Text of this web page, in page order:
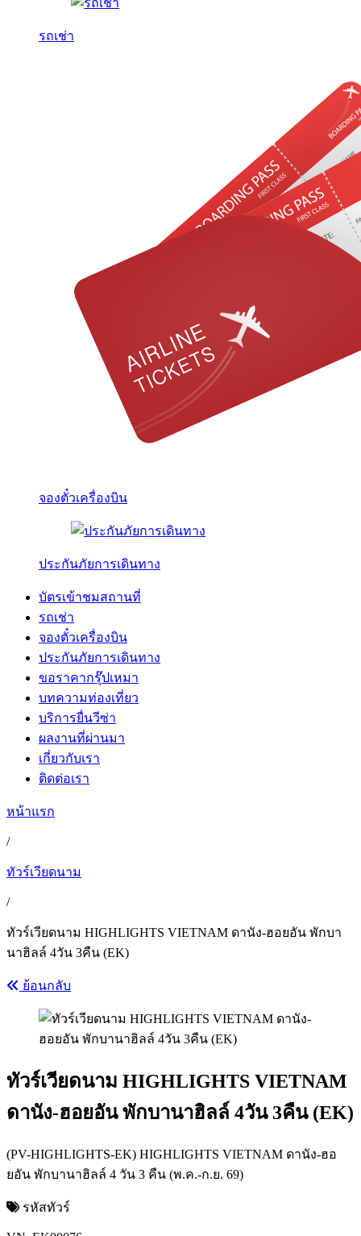
รถเช่า
จองตั๋วเครื่องบิน
ประกันภัยการเดินทาง
บัตรเข้าชมสถานที่
รถเช่า
จองตั๋วเครื่องบิน
ประกันภัยการเดินทาง
ขอราคากรุ๊ปเหมา
บทความท่องเที่ยว
บริการยื่นวีซ่า
ผลงานที่ผ่านมา
เกี่ยวกับเรา
ติดต่อเรา
หน้าแรก
/
ทัวร์เวียดนาม
/
ทัวร์เวียดนาม HIGHLIGHTS VIETNAM ดานัง-ฮอยอัน พักบา
นาฮิลล์ 4วัน 3คืน (EK)
ย้อนกลับ
ทัวร์เวียดนาม HIGHLIGHTS VIETNAM
ดานัง-ฮอยอัน พักบานาฮิลล์ 4วัน 3คืน (EK)
(PV-HIGHLIGHTS-EK) HIGHLIGHTS VIETNAM ดานัง-ฮอ
ยอัน พักบานาฮิลล์ 4 วัน 3 คืน (พ.ค.-ก.ย. 69)
รหัสทัวร์